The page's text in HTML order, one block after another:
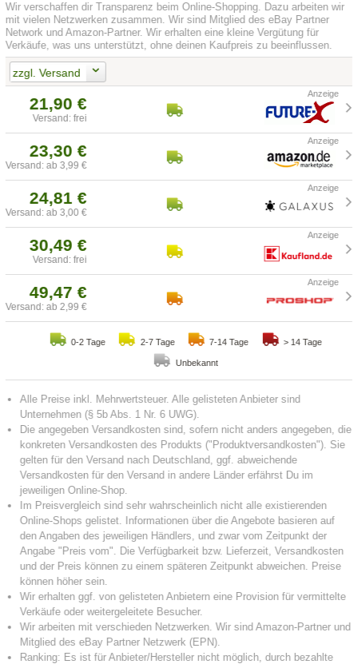
Wir verschaffen dir Transparenz beim Online-Shopping. Dazu arbeiten wir
mit vielen Netzwerken zusammen. Wir sind Mitglied des eBay Partner
Network und Amazon-Partner. Wir erhalten eine kleine Vergütung für
Verkäufe, was uns unterstützt, ohne deinen Kaufpreis zu beeinflussen.
zzgl. Versand
21,90 €
Versand: frei
23,30 €
Versand: ab 3,99 €
24,81 €
Versand: ab 3,00 €
30,49 €
Versand: frei
49,47 €
Versand: ab 2,99 €
0-2 Tage 2-7 Tage 7-14 Tage > 14 Tage
Unbekannt